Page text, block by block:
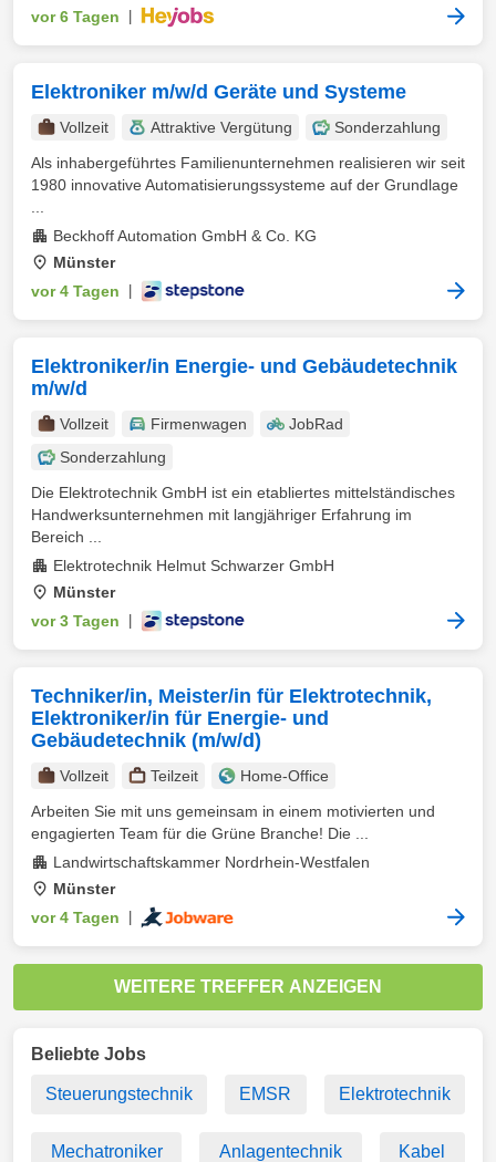
vor 6 Tagen
Elektroniker m/w/d Geräte und Systeme
Vollzeit Attraktive Vergütung
Sonderzahlung
Als inhabergeführtes Familienunternehmen realisieren wir seit
1980 innovative Automatisierungssysteme auf der Grundlage
Beckhoff Automation GmbH & Co. KG
Münster
vor 4 Tagen
Elektroniker/in Energie- und Gebäudetechnik
m/w/d
Vollzeit Firmenwagen
JobRad
Sonderzahlung
Die Elektrotechnik GmbH ist ein etabliertes mittelständisches
Handwerksunternehmen mit langjähriger Erfahrung im
Bereich ...
Elektrotechnik Helmut Schwarzer GmbH
Münster
vor 3 Tagen
Techniker/in, Meister/in für Elektrotechnik,
Elektroniker/in für Energie- und
Gebäudetechnik (m/w/d)
Vollzeit Teilzeit
Home-Office
Arbeiten Sie mit uns gemeinsam in einem motivierten und
engagierten Team für die Grüne Branche! Die ...
Landwirtschaftskammer Nordrhein-Westfalen
Münster
vor 4 Tagen
WEITERE TREFFER ANZEIGEN
Beliebte Jobs
Steuerungstechnik EMSR Elektrotechnik
Mechatroniker Anlagentechnik Kabel